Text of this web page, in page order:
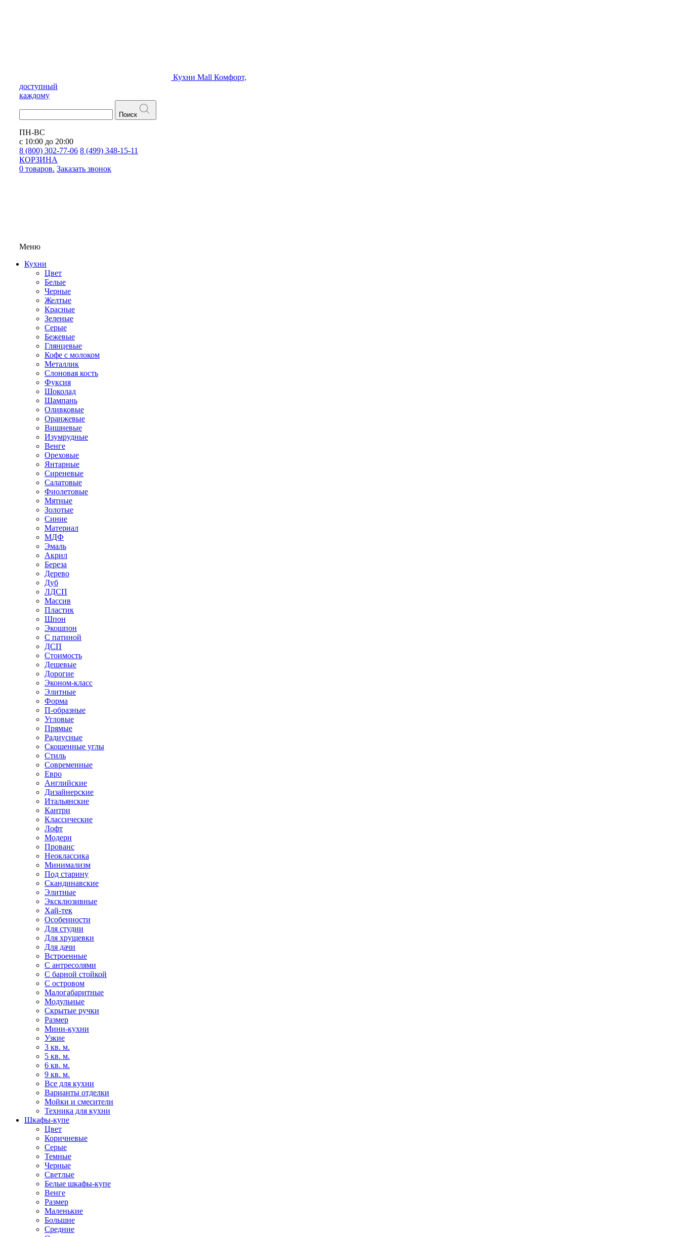
Кухни Mall Комфорт,
доступный
каждому
Поиск
ПН-ВС
с 10:00 до 20:00
8 (800) 302-77-06 8 (499) 348-15-11
КОРЗИНА
0 товаров. Заказать звонок
Меню
Кухни
Цвет
Белые
Черные
Желтые
Красные
Зеленые
Серые
Бежевые
Глянцевые
Кофе с молоком
Металлик
Слоновая кость
Фуксия
Шоколад
Шампань
Оливковые
Оранжевые
Вишневые
Изумрудные
Венге
Ореховые
Янтарные
Сиреневые
Салатовые
Фиолетовые
Мятные
Золотые
Синие
Материал
МДФ
Эмаль
Акрил
Береза
Дерево
Дуб
ЛДСП
Массив
Пластик
Шпон
Экошпон
С патиной
ДСП
Стоимость
Дешевые
Дорогие
Эконом-класс
Элитные
Форма
П-образные
Угловые
Прямые
Радиусные
Скошенные углы
Стиль
Современные
Евро
Английские
Дизайнерские
Итальянские
Кантри
Классические
Лофт
Модерн
Прованс
Неоклассика
Минимализм
Под старину
Скандинавские
Элитные
Эксклюзивные
Хай-тек
Особенности
Для студии
Для хрущевки
Для дачи
Встроенные
С антресолями
С барной стойкой
С островом
Малогабаритные
Модульные
Скрытые ручки
Размер
Мини-кухни
Узкие
3 кв. м.
5 кв. м.
6 кв. м.
9 кв. м.
Все для кухни
Варианты отделки
Мойки и смесители
Техника для кухни
Шкафы-купе
Цвет
Коричневые
Серые
Темные
Черные
Светлые
Белые шкафы-купе
Венге
Размер
Маленькие
Большие
Средние